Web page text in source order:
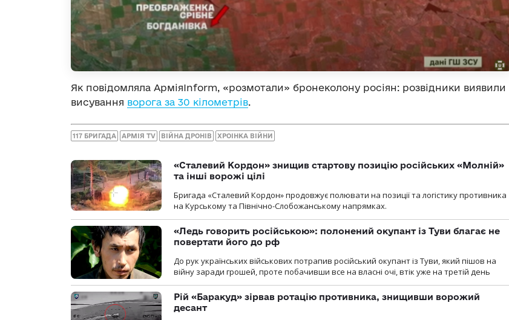
Як повідомляла АрміяInform, «розмотали» бронеколону росіян: розвідники виявили
висування ворога за 30 кілометрів.
117 БРИГАДА АРМІЯ TV ВІЙНА ДРОНІВ ХРОІНКА ВІЙНИ
«Сталевий Кордон» знищив стартову позицію російських «Молній»
та інші ворожі цілі
Бригада «Сталевий Кордон» продовжує полювати на позиції та логістику противника
на Курському та Північно-Слобожанському напрямках.
«Ледь говорить російською»: полонений окупант із Туви благає не
повертати його до рф
До рук українських військових потрапив російський окупант із Туви, який пішов на
війну заради грошей, проте побачивши все на власні очі, втік уже на третій день
Рій «Баракуд» зірвав ротацію противника, знищивши ворожий
десант